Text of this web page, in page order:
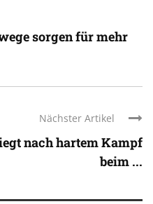
sorgen für mehr
Nächster Artikel
nach hartem Kampf
beim ...